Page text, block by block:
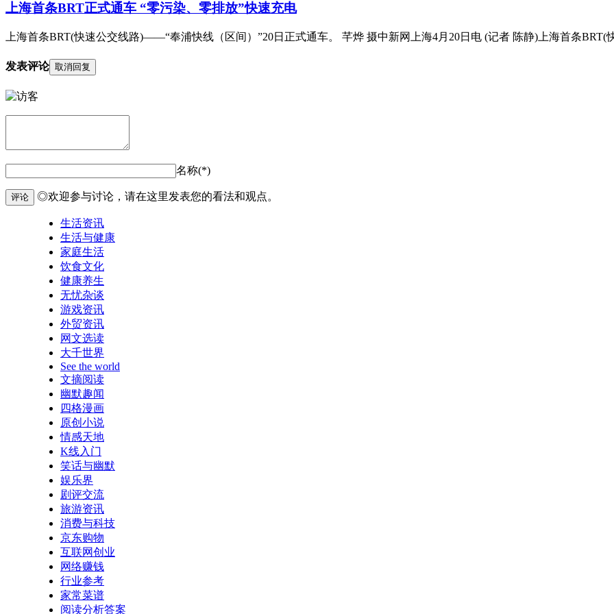
上海首条BRT正式通车 “零污染、零排放”快速充电
上海首条BRT(快速公交线路)——“奉浦快线（区间）”20日正式通车。 芊烨 摄中新网上海4月20日电 (记者 陈静)上海首条
发表评论 取消回复
名称(*)
评论 ◎欢迎参与讨论，请在这里发表您的看法和观点。
生活资讯
生活与健康
家庭生活
饮食文化
健康养生
无忧杂谈
游戏资讯
外贸资讯
网文选读
大千世界
See the world
文摘阅读
幽默趣闻
四格漫画
原创小说
情感天地
K线入门
笑话与幽默
娱乐界
剧评交流
旅游资讯
消费与科技
京东购物
互联网创业
网络赚钱
行业参考
家常菜谱
阅读分析答案